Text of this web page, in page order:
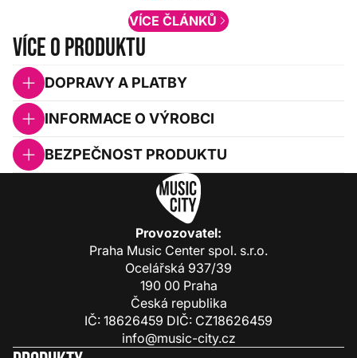
VÍCE ČLÁNKŮ
Více o produktu
DOPRAVY A PLATBY
INFORMACE O VÝROBCI
BEZPEČNOST PRODUKTU
Provozovatel:
Praha Music Center spol. s.r.o.
Ocelářská 937/39
190 00 Praha
Česká republika
IČ: 18626459 DIČ: CZ18626459
info@music-city.cz